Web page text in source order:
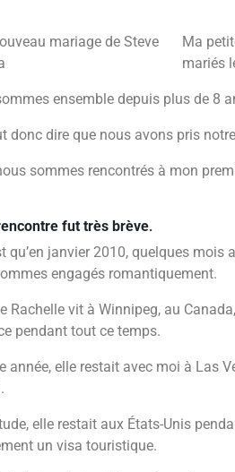
Ma
mariés
ensemble depuis plus de 8
donc dire que nous avons pris
sommes rencontrés à mon
fut très brève.
qu’en janvier 2010, quelques
engagés romantiquement.
Rachelle vit à Winnipeg, au
pendant tout ce temps.
année, elle restait avec moi à Las
elle restait aux États-Unis
un visa touristique.